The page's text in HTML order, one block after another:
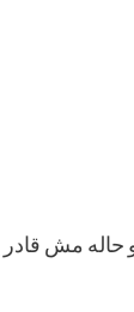
مش قادر